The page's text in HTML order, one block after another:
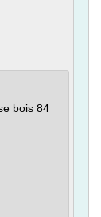
bois 84